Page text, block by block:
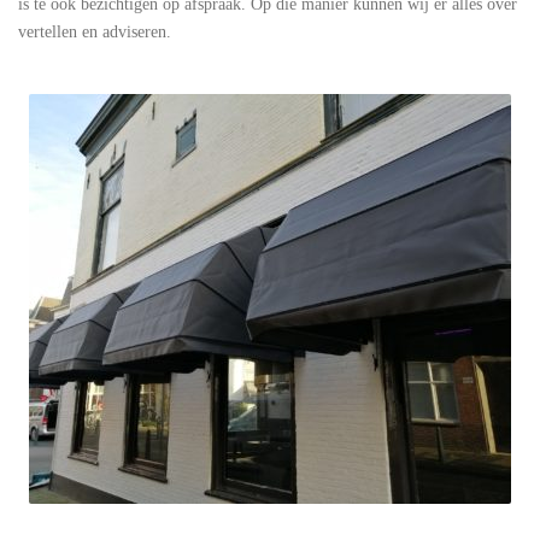
is te ook bezichtigen op afspraak. Op die manier kunnen wij er alles over
vertellen en adviseren.